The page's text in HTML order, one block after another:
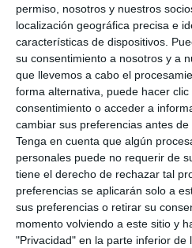
permiso, nosotros y nuestros
localización geográfica precisa e
características de dispositivos.
su consentimiento a nosotros y a
que llevemos a cabo el
forma alternativa, puede hacer
consentimiento o acceder a
cambiar sus preferencias antes
Tenga en cuenta que algún
personales puede no requerir de
tiene el derecho de rechazar tal
preferencias se aplicarán solo a
sus preferencias o retirar su
momento volviendo a este sitio y
"Privacidad" en la parte inferior de